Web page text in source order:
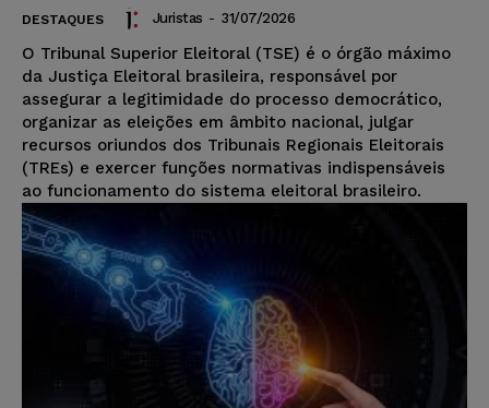
DESTAQUES Juristas - 31/07/2026
O Tribunal Superior Eleitoral (TSE) é o órgão máximo
da Justiça Eleitoral brasileira, responsável por
assegurar a legitimidade do processo democrático,
organizar as eleições em âmbito nacional, julgar
recursos oriundos dos Tribunais Regionais Eleitorais
(TREs) e exercer funções normativas indispensáveis
ao funcionamento do sistema eleitoral brasileiro.